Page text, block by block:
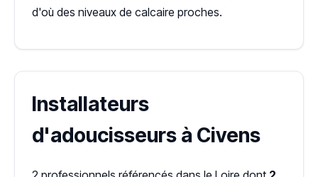
d'où des niveaux de calcaire proches.
Installateurs
d'adoucisseurs à Civens